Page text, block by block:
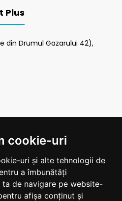
cookie-uri
uri și alte tehnologii de
a îmbunătăți
ta de navigare pe website-
afișa conținut și
Plus
din Drumul Gazarului 42),